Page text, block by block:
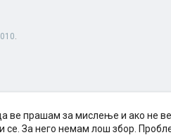
.
ве прашам за мислење и ако не
се. За него немам лош збор.